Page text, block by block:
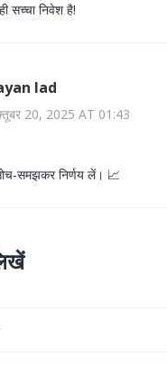
सच्चा निवेश है!
lad
20, 2025 AT 01:43
निर्णय लें। 📈